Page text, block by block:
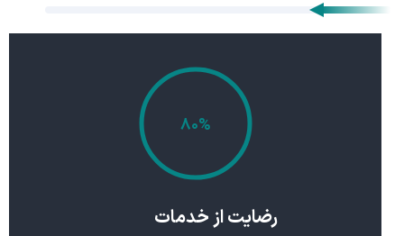
۸۰%
رضایت از خدمات